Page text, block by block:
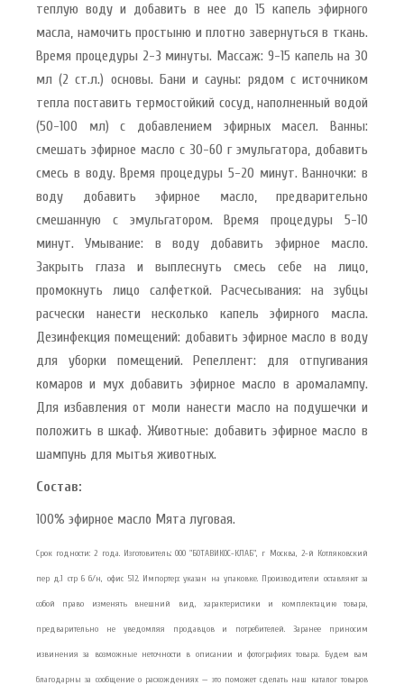
теплую воду и добавить в нее до 15 капель эфирного
масла, намочить простыню и плотно завернуться в ткань.
Время процедуры 2-3 минуты. Массаж: 9-15 капель на 30
мл (2 ст.л.) основы. Бани и сауны: рядом с источником
тепла поставить термостойкий сосуд, наполненный водой
(50-100 мл) с добавлением эфирных масел. Ванны:
смешать эфирное масло с 30-60 г эмульгатора, добавить
смесь в воду. Время процедуры 5-20 минут. Ванночки: в
воду добавить эфирное масло, предварительно
смешанную с эмульгатором. Время процедуры 5-10
минут. Умывание: в воду добавить эфирное масло.
Закрыть глаза и выплеснуть смесь себе на лицо,
промокнуть лицо салфеткой. Расчесывания: на зубцы
расчески нанести несколько капель эфирного масла.
Дезинфекция помещений: добавить эфирное масло в воду
для уборки помещений. Репеллент: для отпугивания
комаров и мух добавить эфирное масло в аромалампу.
Для избавления от моли нанести масло на подушечки и
положить в шкаф. Животные: добавить эфирное масло в
шампунь для мытья животных.
Состав:
100% эфирное масло Мята луговая.
Срок годности: 2 года. Изготовитель: ООО "БОТАВИКОС-КЛАБ", г Москва, 2-й Котляковский
пер д.1 стр 6 б/н, офис 512. Импортер: указан на упаковке. Производители оставляют за
собой право изменять внешний вид, характеристики и комплектацию товара,
предварительно не уведомляя продавцов и потребителей. Заранее приносим
извинения за возможные неточности в описании и фотографиях товара. Будем вам
благодарны за сообщение о расхождениях — это поможет сделать наш каталог товаров